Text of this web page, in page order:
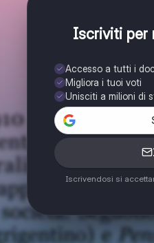
Iscriviti per
Accesso a tutti i
Migliora i tuoi voti
Unisciti a milioni di
Iscrivendosi si